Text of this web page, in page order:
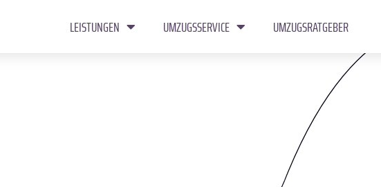
LEISTUNGEN UMZUGSSERVICE UMZUGSRATGEBER